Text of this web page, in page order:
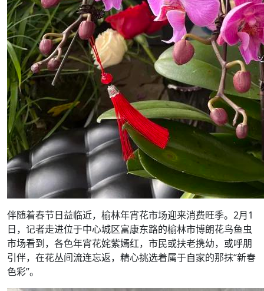
伴随着春节日益临近，榆林年宵花市场迎来消费旺季。2月1
日，记者走进位于中心城区富康东路的榆林市博朗花鸟鱼虫
市场看到，各色年宵花姹紫嫣红，市民或扶老携幼，或呼朋
引伴，在花丛间流连忘返，精心挑选着属于自家的那抹“新春
色彩”。